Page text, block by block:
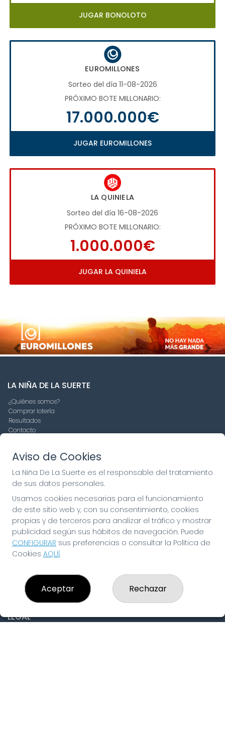
JUGAR BONOLOTO
EUROMILLONES
Sorteo del día 11-08-2026
PRÓXIMO BOTE MILLONARIO:
17.000.000€
JUGAR EUROMILLONES
LA QUINIELA
Sorteo del día 16-08-2026
PRÓXIMO BOTE MILLONARIO:
1.000.000€
JUGAR LA QUINIELA
Imagen anterior
LA NIÑA DE LA SUERTE
¿Quiénes somos?
Comprar lotería
Resultados
Contacto
Peñas
Boletos digitales
Acceso
Registro
CONTACTO
ADMINISTRACION DE LOTERIAS: 19-FUENLABRADA -
RECEPTOR OFICIAL: 97910
916429571
pedidos@laninadelasuerte.es
Fuenlabrada, 28941
(Madrid) España
LEGAL
Aviso de Cookies
La Niña De La Suerte es el responsable del tratamiento
de sus datos personales.
Usamos cookies necesarias para el funcionamiento
de este sitio web y, con su consentimiento, cookies
propias y de terceros para analizar el tráfico y mostrar
publicidad según sus hábitos de navegación. Puede
CONFIGURAR sus preferencias o consultar la Política de
Cookies AQUÍ.
Aceptar Rechazar